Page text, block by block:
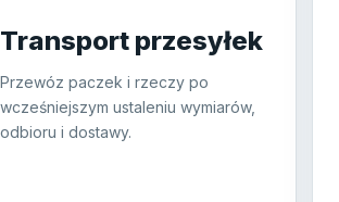
Transport przesyłek
Przewóz paczek i rzeczy po
wcześniejszym ustaleniu wymiarów,
odbioru i dostawy.